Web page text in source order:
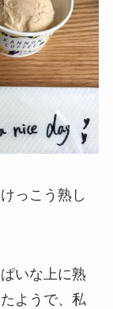
っこう熟し
いな上に熟
ようで、私